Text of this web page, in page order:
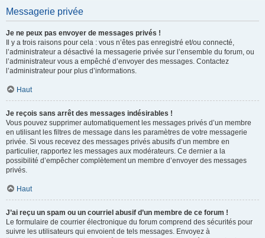
Messagerie privée
Je ne peux pas envoyer de messages privés !
Il y a trois raisons pour cela : vous n’êtes pas enregistré et/ou connecté,
l’administrateur a désactivé la messagerie privée sur l’ensemble du forum, ou
l’administrateur vous a empêché d’envoyer des messages. Contactez
l’administrateur pour plus d’informations.
Haut
Je reçois sans arrêt des messages indésirables !
Vous pouvez supprimer automatiquement les messages privés d’un membre
en utilisant les filtres de message dans les paramètres de votre messagerie
privée. Si vous recevez des messages privés abusifs d’un membre en
particulier, rapportez les messages aux modérateurs. Ce dernier a la
possibilité d’empêcher complètement un membre d’envoyer des messages
privés.
Haut
J’ai reçu un spam ou un courriel abusif d’un membre de ce forum !
Le formulaire de courrier électronique du forum comprend des sécurités pour
suivre les utilisateurs qui envoient de tels messages. Envoyez à